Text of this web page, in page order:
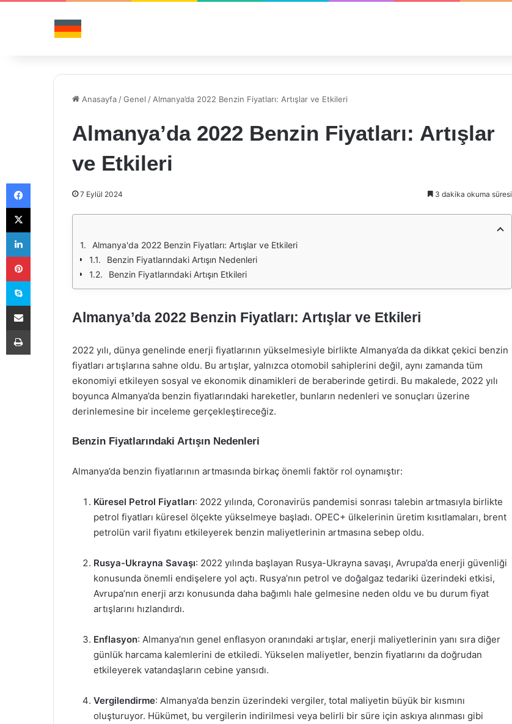
Anasayfa /Genel / Almanya’da 2022 Benzin Fiyatları: Artışlar ve Etkileri
Almanya’da 2022 Benzin Fiyatları: Artışlar
ve Etkileri
7 Eylül 2024 3 dakika okuma süresi
Almanya'da 2022 Benzin Fiyatları: Artışlar ve Etkileri
Benzin Fiyatlarındaki Artışın Nedenleri
Benzin Fiyatlarındaki Artışın Etkileri
Almanya’da 2022 Benzin Fiyatları: Artışlar ve Etkileri
2022 yılı, dünya genelinde enerji fiyatlarının yükselmesiyle birlikte Almanya’da da dikkat çekici benzin
fiyatları artışlarına sahne oldu. Bu artışlar, yalnızca otomobil sahiplerini değil, aynı zamanda tüm
ekonomiyi etkileyen sosyal ve ekonomik dinamikleri de beraberinde getirdi. Bu makalede, 2022 yılı
boyunca Almanya’da benzin fiyatlarındaki hareketler, bunların nedenleri ve sonuçları üzerine
derinlemesine bir inceleme gerçekleştireceğiz.
Benzin Fiyatlarındaki Artışın Nedenleri
Almanya’da benzin fiyatlarının artmasında birkaç önemli faktör rol oynamıştır:
Küresel Petrol Fiyatları: 2022 yılında, Coronavirüs pandemisi sonrası talebin artmasıyla birlikte
petrol fiyatları küresel ölçekte yükselmeye başladı. OPEC+ ülkelerinin üretim kısıtlamaları, brent
petrolün varil fiyatını etkileyerek benzin maliyetlerinin artmasına sebep oldu.
Rusya-Ukrayna Savaşı: 2022 yılında başlayan Rusya-Ukrayna savaşı, Avrupa’da enerji güvenliği
konusunda önemli endişelere yol açtı. Rusya’nın petrol ve doğalgaz tedariki üzerindeki etkisi,
Avrupa’nın enerji arzı konusunda daha bağımlı hale gelmesine neden oldu ve bu durum fiyat
artışlarını hızlandırdı.
Enflasyon: Almanya’nın genel enflasyon oranındaki artışlar, enerji maliyetlerinin yanı sıra diğer
günlük harcama kalemlerini de etkiledi. Yükselen maliyetler, benzin fiyatlarını da doğrudan
etkileyerek vatandaşların cebine yansıdı.
Vergilendirme: Almanya’da benzin üzerindeki vergiler, total maliyetin büyük bir kısmını
oluşturuyor. Hükümet, bu vergilerin indirilmesi veya belirli bir süre için askıya alınması gibi
Facebook
X
LinkedIn
Pinterest
Skype
E-Posta ile paylaş